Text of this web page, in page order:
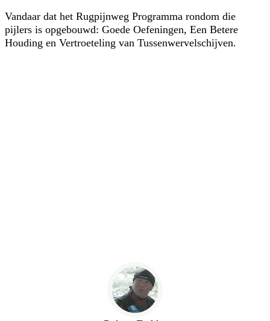
Vandaar dat het Rugpijnweg Programma rondom die
pijlers is opgebouwd: Goede Oefeningen, Een Betere
Houding en Vertroeteling van Tussenwervelschijven.